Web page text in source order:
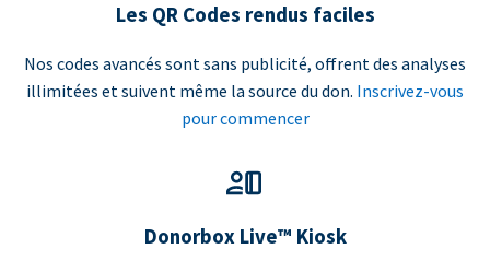
Les QR Codes rendus faciles
Nos codes avancés sont sans publicité, offrent des analyses
illimitées et suivent même la source du don. Inscrivez-vous
pour commencer
Donorbox Live™ Kiosk